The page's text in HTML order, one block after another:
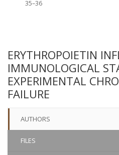
35–36
ERYTHROPOIETIN
IMMUNOLOGICAL
EXPERIMENTAL
FAILURE
AUTHORS
FILES